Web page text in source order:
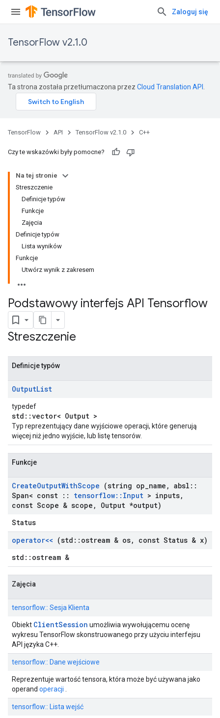
Zaloguj się
TensorFlow v2.1.0
Ta strona została przetłumaczona przez Cloud Translation API
TensorFlow API TensorFlow v2.1.0 C++
Czy te wskazówki były pomocne?
Na tej stronie
Streszczenie
Definicje typów
Funkcje
Zajęcia
Definicje typów
Lista wyników
Funkcje
Utwórz wynik z zakresem
Podstawowy interfejs API Tensorflow
Streszczenie
Definicje typów
OutputList
typedef
std::vector< Output >
Typ reprezentujący dane wyjściowe operacji, które generują
więcej niż jedno wyjście, lub listę tensorów.
Funkcje
CreateOutputWithScope (string op name , absl ::
Span< const :: tensorflow:: Input > inputs,
const Scope & scope ,
Output *output)
Status
operator<< (std :: ostream & os,
const Status & x)
std::ostream &
Zajęcia
tensorflow:: Sesja Klienta
Obiekt ClientSession umożliwia wywołującemu ocenę
wykresu TensorFlow skonstruowanego przy użyciu interfejsu
API języka C++.
tensorflow:: Dane wejściowe
Reprezentuje wartość tensora, która może być używana jako
operand operacji
tensorflow:: Lista wejść